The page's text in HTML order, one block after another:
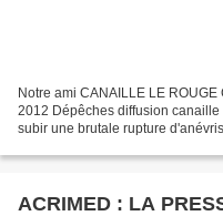
Notre ami CANAILLE LE
2012 Dépêches diffusion
subir une brutale rupture
ACRIMED : LA